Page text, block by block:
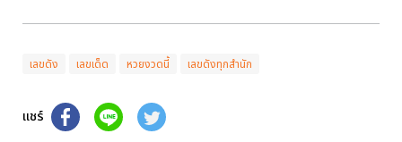
เลขดัง เลขเด็ด หวยงวดนี้ เลขดังทุกสำนัก
แชร์